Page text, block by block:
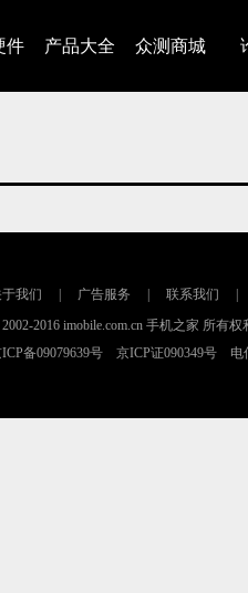
件 产品大全 众测商城
于我们 广告服务 联系我们
2016 imobile.com.cn 手机之家 所有权
ICP备09079639号 京ICP证090349号 电